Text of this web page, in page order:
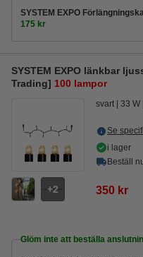
SYSTEM EXPO
175 kr
SYSTEM EXPO länkbar
Trading] 100 lampor
2
svart 33 W
Se
i lager
Beställ
350 kr
Glöm inte att beställa